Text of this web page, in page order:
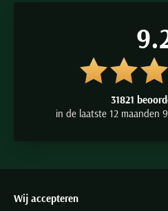
31821
in de laatste 12 maanden
Wij accepteren